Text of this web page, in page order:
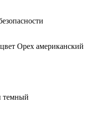
Орех американский
темный